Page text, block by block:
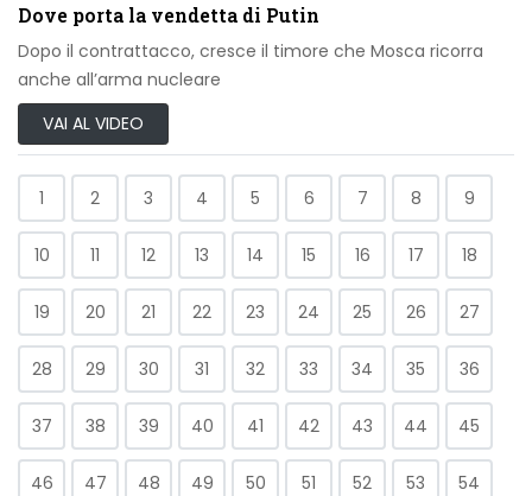
Dove porta la vendetta di Putin
Dopo il contrattacco, cresce il timore che Mosca ricorra
anche all’arma nucleare
VAI AL VIDEO
1 2 3 4 5 6 7 8 9
10 11 12 13 14 15 16 17 18
19 20 21 22 23 24 25 26 27
28 29 30 31 32 33 34 35 36
37 38 39 40 41 42 43 44 45
46 47 48 49 50 51 52 53 54